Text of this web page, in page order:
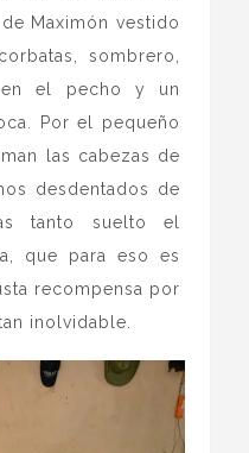
Maximón vestido
sombrero,
el pecho y un
Por el pequeño
las cabezas de
desdentados de
tanto suelto el
que para eso es
recompensa por
inolvidable.